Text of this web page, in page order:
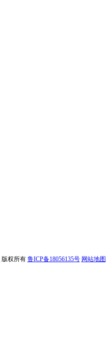
版权所有 鲁ICP备18056135号 网站地图